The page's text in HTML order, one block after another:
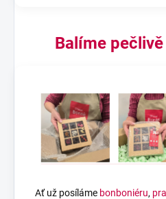
Balíme
Ať už posíláme bonboniéru,